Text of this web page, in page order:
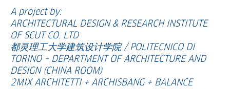
A project by:
ARCHITECTURAL DESIGN & RESEARCH INSTITUTE
OF SCUT CO. LTD
都灵理工大学建筑设计学院 / POLITECNICO DI
TORINO – DEPARTMENT OF ARCHITECTURE AND
DESIGN (CHINA ROOM)
2MIX ARCHITETTI + ARCHISBANG + BALANCE